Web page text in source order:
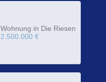
Wohnung in Die Riesen
2.500.000 €